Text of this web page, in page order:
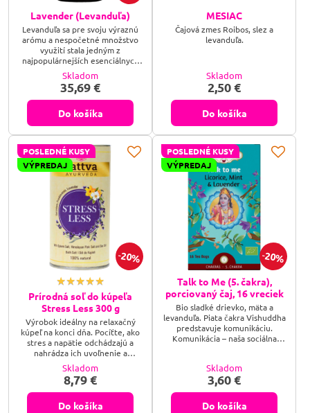
Lavender (Levanduľa)
Levanduľa sa pre svoju výraznú
arómu a nespočetné množstvo
využití stala jedným z
najpopulárnejších esenciálnych
olejov. V staroveku využívali
Rimania a Egypťania levanduľu do
kúpeľa. Odvtedy mnohí objavili
nespočetné množstvo ďalších
účinkov, ktoré má. Levanduľa sa v
kozmetike a parfumoch pre jej
schopnosť podporovať zdravú a
čistú pleť. Navyše sa jej
upokojujúce...
Skladom
35,69 €
Do košíka
MESIAC
Čajová zmes Roibos, slez a
levanduľa.
Skladom
2,50 €
Do košíka
20%
POSLEDNÉ KUSY
VÝPREDAJ
Prírodná soľ do kúpeľa
Stress Less 300 g
Výrobok ideálny na relaxačný
kúpeľ na konci dňa. Pocíťte, ako
stres a napätie odchádzajú a
nahrádza ich uvoľnenie a
upokojenie zmyslov. Obsahuje
horčíkovú epsomskú soľ, morskú
soľ a ružovú himalájsku soľ, ako aj
vyživujúce bylinné výťažky (napr.
koreň kurkumy, listy moringy) a
Skladom
8,79 €
Do košíka
20%
POSLEDNÉ KUSY
VÝPREDAJ
Talk to Me (5. čakra),
porciovaný čaj, 16 vreciek
Bio sladké drievko, mäta a
levanduľa. Piata čakra Vishuddha
predstavuje komunikáciu.
Komunikácia – naša sociálna
Skladom
3,60 €
Do košíka